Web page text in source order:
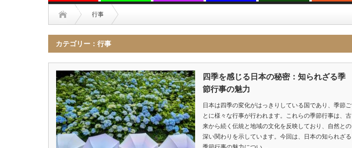
tradition
行事
カテゴリー：行事
四季を感じる日本の秘密：知られざる季
節行事の魅力
日本は四季の変化がはっきりしている国であり、季節ご
とに様々な行事が行われます。これらの季節行事は、古
来から続く伝統と地域の文化を反映しており、自然との
深い関わりを示しています。今回は、日本の知られざる